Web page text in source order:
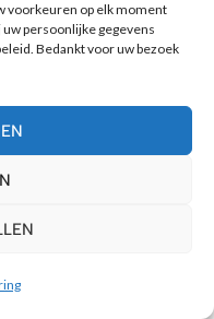
voorkeuren op elk moment
persoonlijke gegevens
Bedankt voor uw bezoek
product met alle
redelijkerwijs
conform de door
en duidelijke